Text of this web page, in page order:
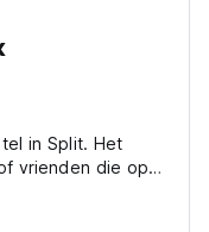
in Split. Het
vrienden die op